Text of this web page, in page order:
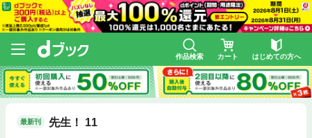
作品検索 カート はじめての方へ
最新刊 先生！ 11